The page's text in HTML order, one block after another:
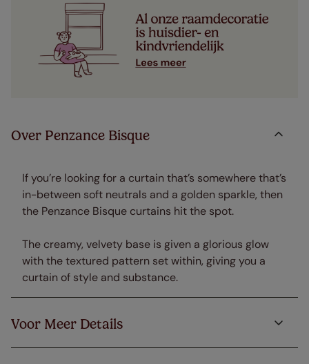
Over Penzance Bisque
If you’re looking for a curtain that’s somewhere that’s
in-between soft neutrals and a golden sparkle, then
the Penzance Bisque curtains hit the spot.
The creamy, velvety base is given a glorious glow
with the textured pattern set within, giving you a
curtain of style and substance.
Voor Meer Details